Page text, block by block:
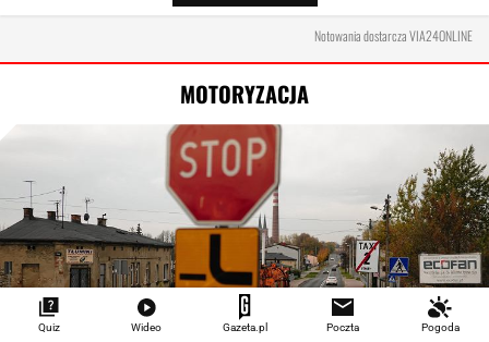
Notowania dostarcza VIA24ONLINE
MOTORYZACJA
Quiz Wideo Gazeta.pl Poczta Pogoda